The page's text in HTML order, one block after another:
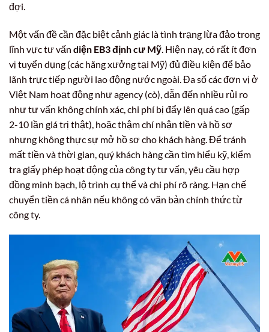
đợi.
Một vấn đề cần đặc biệt cảnh giác là tình trạng lừa đảo trong
lĩnh vực tư vấn diện EB3 định cư Mỹ. Hiện nay, có rất ít đơn
vị tuyển dụng (các hãng xưởng tại Mỹ) đủ điều kiện để bảo
lãnh trực tiếp người lao động nước ngoài. Đa số các đơn vị ở
Việt Nam hoạt động như agency (cò), dẫn đến nhiều rủi ro
như tư vấn không chính xác, chi phí bị đẩy lên quá cao (gấp
2-10 lần giá trị thật), hoặc thậm chí nhận tiền và hồ sơ
nhưng không thực sự mở hồ sơ cho khách hàng. Để tránh
mất tiền và thời gian, quý khách hàng cần tìm hiểu kỹ, kiểm
tra giấy phép hoạt động của công ty tư vấn, yêu cầu hợp
đồng minh bạch, lộ trình cụ thể và chi phí rõ ràng. Hạn chế
chuyển tiền cá nhân nếu không có văn bản chính thức từ
công ty.